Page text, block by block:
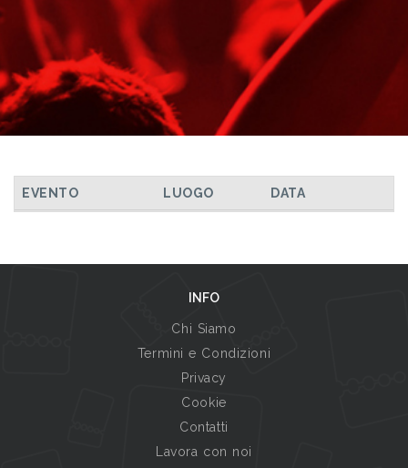
TUTTI GLI EVENTI
EVENTO LUOGO DATA
INFO
Chi Siamo
Termini e Condizioni
Privacy
Cookie
Contatti
Lavora con noi